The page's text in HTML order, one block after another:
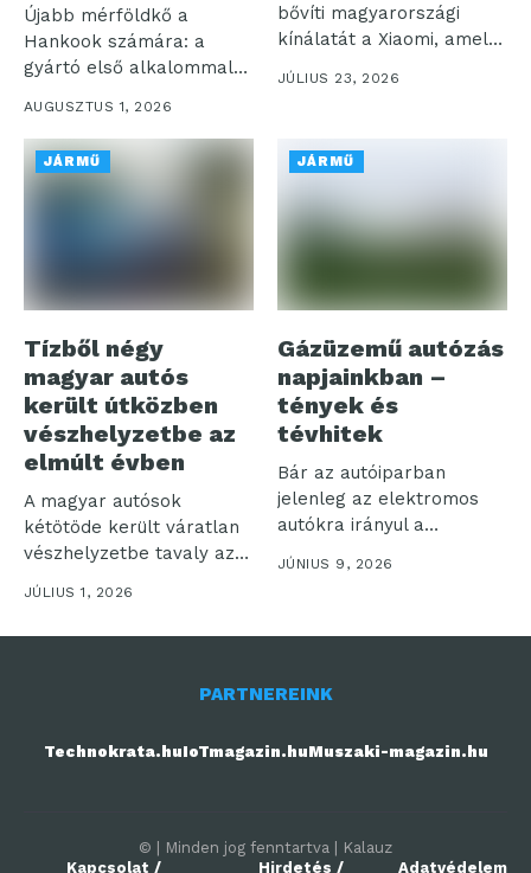
Újabb mérföldkő a
Hankook számára: a
gyártó első alkalommal
AUGUSZTUS 1, 2026
bővíti magyarországi
kínálatát a Xiaomi, amely
a korábbiakhoz képest
nagyobb...
JÚLIUS 23, 2026
JÁRMŰ
Tízből négy
magyar autós
került útközben
vészhelyzetbe az
elmúlt évben
A magyar autósok
kétötöde került váratlan
vészhelyzetbe tavaly az
utakon, miközben a...
JÚLIUS 1, 2026
JÁRMŰ
Gázüzemű autózás
napjainkban –
tények és
tévhitek
Bár az autóiparban
jelenleg az elektromos
autókra irányul a
legnagyobb figyelem, a...
JÚNIUS 9, 2026
PARTNEREINK
Technokrata.huIoTmagazin.huMuszaki-magazin.hu
© | Minden jog fenntartva | Kalauz
Kapcsolat /
Hirdetés / Adatvédelem